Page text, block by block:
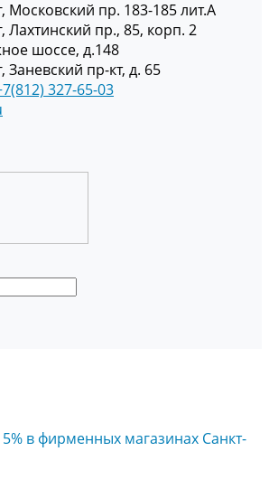
Московский пр. 183-185 лит.А
Лахтинский пр., 85, корп. 2
шоссе, д.148
Заневский пр-кт, д. 65
327-65-03
в фирменных магазинах Санкт-